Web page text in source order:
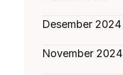
Desember 2024
November 2024